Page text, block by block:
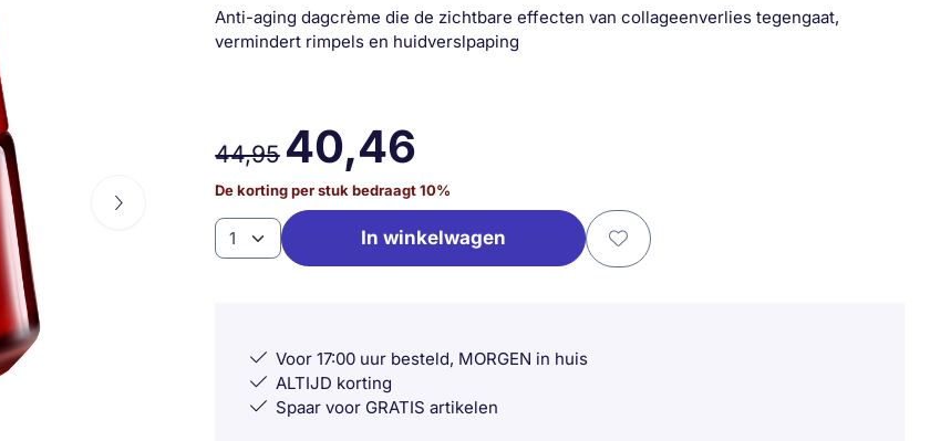
Anti-aging dagcrème die de zichtbare effecten van collageenverlies tegengaat,
vermindert rimpels en huidverslpaping
44,95 40,46
De korting per stuk bedraagt10%
Aantal In winkelwagen
Voor 17:00 uur besteld, MORGEN in huis
ALTIJD korting
Spaar voor GRATIS artikelen